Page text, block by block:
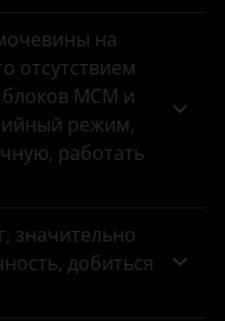
на
отсутствием
MCM и
режим,
работать
значительно
добиться